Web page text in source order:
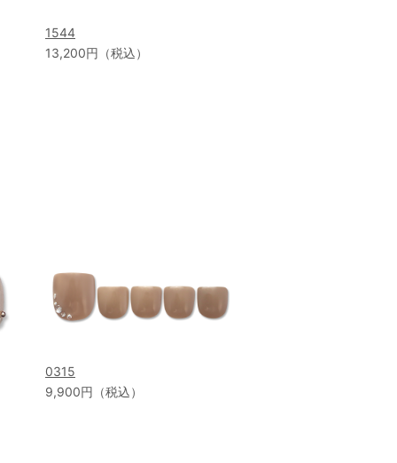
1544
13,200円（税込）
0315
9,900円（税込）